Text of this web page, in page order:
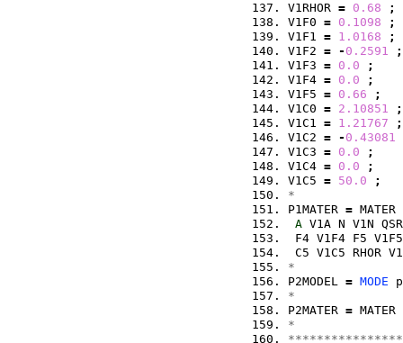
V1RHOR = 0.68
;
V1F0 = 0.1098
;
V1F1 = 1.0168
;
V1F2 = - 0.2591
;
V1F3 = 0.0
;
V1F4 = 0.0
;
V1F5 = 0.66
;
V1C0 = 2.10851
;
V1C1 = 1.21767
;
V1C2 = - 0.43081
V1C3 = 0.0
;
V1C4 = 0.0
;
V1C5 = 50.0
;
*
P1MATER =
A V1A N V1N
F4 V1F4 F5
C5 V1C5 RHOR
*
P2MODEL = MODE
*
P2MATER =
*